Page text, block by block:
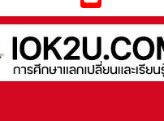
YouTube